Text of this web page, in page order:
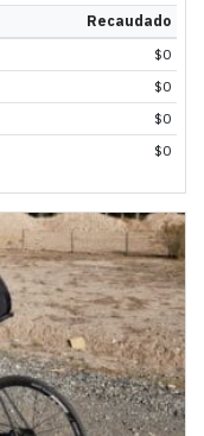
Recaudado
$0
$0
$0
$0